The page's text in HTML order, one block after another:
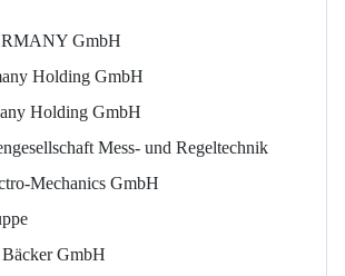
GmbH
Holding GmbH
Holding GmbH
Mess- und Regeltechnik
Mechanics GmbH
GmbH